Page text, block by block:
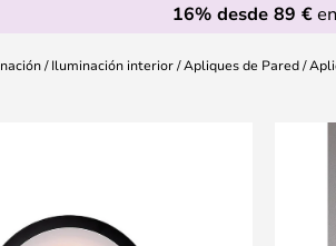
16% desde 89 €
Iluminación interior Apliques de Pared